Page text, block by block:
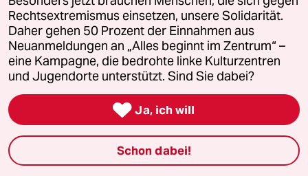
(netto) zu erhalten. Die große Mehrzahl der
werktätigen Frauen (ohne Beamtenstatus)
bekommt keine eigenständige (bzw.
unabhängige) Altersrente - oberhalb der
Sozialhilfe bzw. der ungenügenden
gesetzlichen "Grundsicherung im Alter".
I Irrlicht
11:30 Uhr
Rechtsextremismus einsetzen, unsere Solidarität.
Daher gehen 50 Prozent der Einnahmen aus
Neuanmeldungen an „Alles beginnt im Zentrum“ –
eine Kampagne, die bedrohte linke Kulturzentren
und Jugendorte unterstützt. Sind Sie dabei?
 Ja, ich will
Schon dabei!